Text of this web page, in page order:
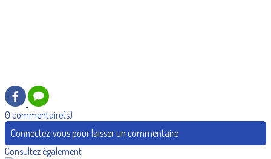
0 commentaire(s)
Connectez-vous pour laisser un commentaire
Consultez également